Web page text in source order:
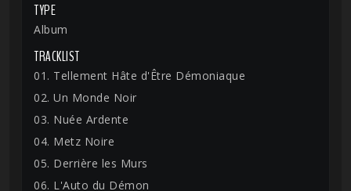
TYPE
Album
TRACKLIST
01. Tellement Hâte d'Être Démoniaque
02. Un Monde Noir
03. Nuée Ardente
04. Metz Noire
05. Derrière les Murs
06. L'Auto du Démon